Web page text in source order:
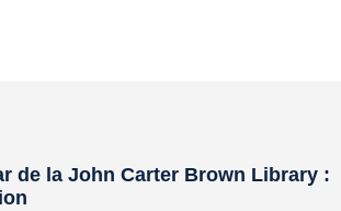
de la John Carter Brown Library :